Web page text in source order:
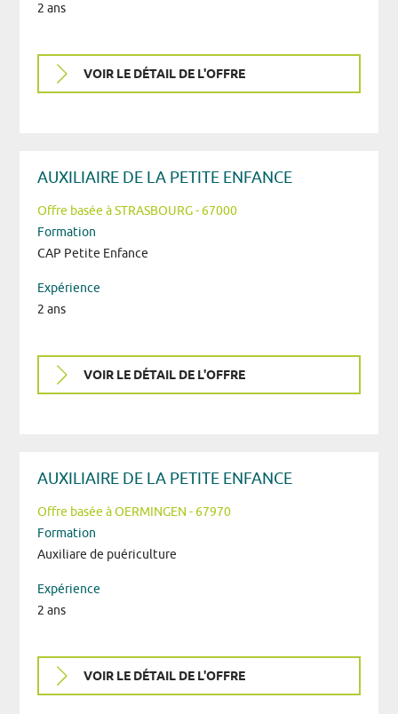
2 ans
VOIR LE DÉTAIL DE L'OFFRE
AUXILIAIRE DE LA PETITE ENFANCE
Offre basée à STRASBOURG - 67000
Formation
CAP Petite Enfance
Expérience
2 ans
VOIR LE DÉTAIL DE L'OFFRE
AUXILIAIRE DE LA PETITE ENFANCE
Offre basée à OERMINGEN - 67970
Formation
Auxiliare de puériculture
Expérience
2 ans
VOIR LE DÉTAIL DE L'OFFRE